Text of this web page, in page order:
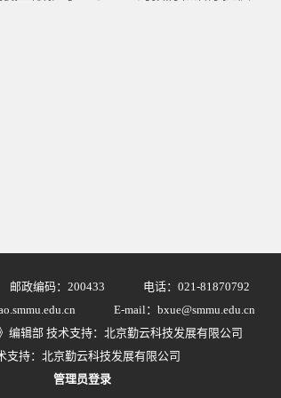
邮政编码：200433
电话：021-81870792
E-mail：bxue@smmu.edu.cn
编辑部 技术支持：北京勤云科技发展有限公司
支持：北京勤云科技发展有限公司
管理员登录